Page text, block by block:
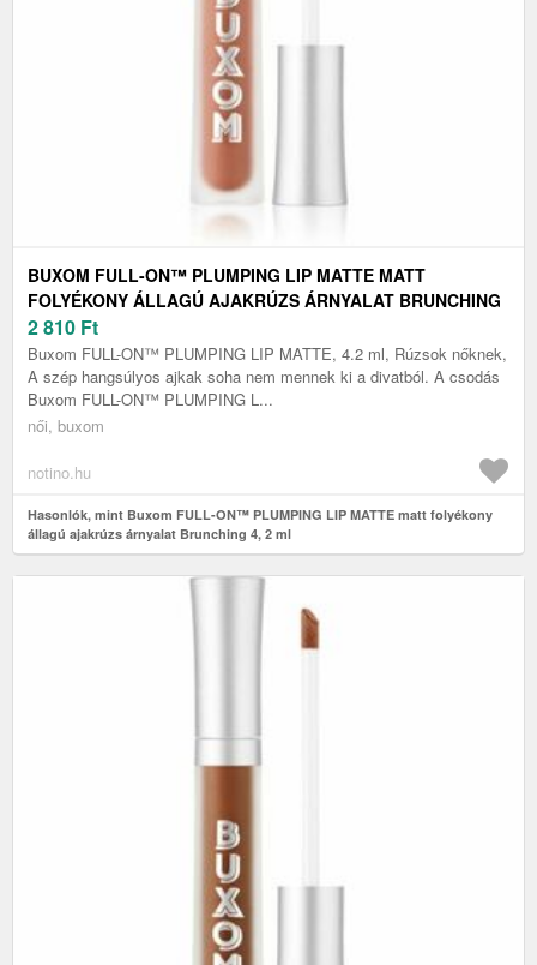
BUXOM FULL-ON™ PLUMPING LIP MATTE MATT
FOLYÉKONY ÁLLAGÚ AJAKRÚZS ÁRNYALAT BRUNCHING
4, 2 ML
2 810 Ft
Buxom FULL-ON™ PLUMPING LIP MATTE, 4.2 ml, Rúzsok nőknek,
A szép hangsúlyos ajkak soha nem mennek ki a divatból. A csodás
Buxom FULL-ON™ PLUMPING L...
női, buxom
notino.hu
Hasonlók, mint Buxom FULL-ON™ PLUMPING LIP MATTE matt folyékony
állagú ajakrúzs árnyalat Brunching 4, 2 ml